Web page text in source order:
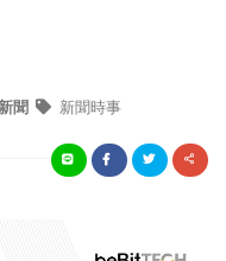
新聞 新聞時事